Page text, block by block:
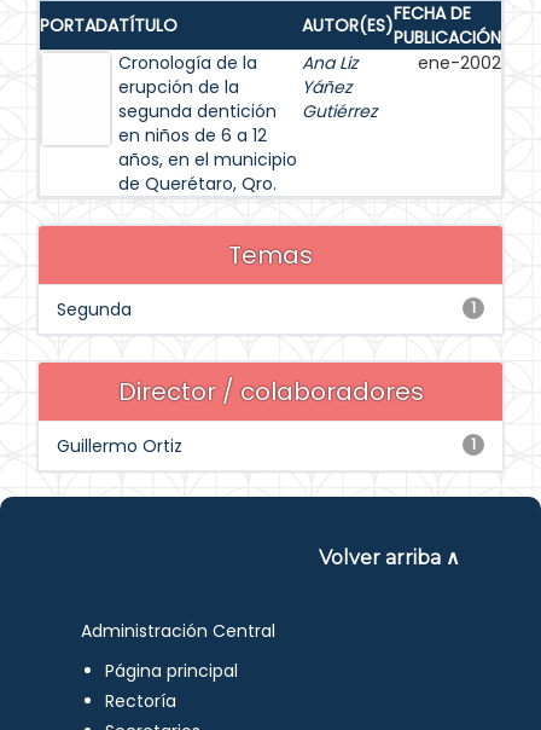
PORTADATÍTULO AUTOR(ES)FECHA DE
PUBLICACIÓN
Cronología de la
erupción de la
segunda dentición
en niños de 6 a 12
años, en el municipio
de Querétaro, Qro.
Ana Liz
Yáñez
Gutiérrez
ene-2002
Temas
1
Segunda
Director / colaboradores
1
Guillermo Ortiz
Volver arriba ∧
Administración Central
Página principal
Rectoría